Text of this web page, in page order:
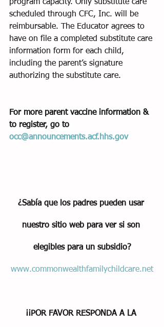
program capacity. Only substitute care
scheduled through CFC, Inc. will be
reimbursable. The Educator agrees to
have on file a completed substitute care
information form for each child,
including the parent’s signature
authorizing the substitute care.
For more parent vaccine information &
to register, go to
occ@announcements.acf.hhs.gov
¿Sabía que los padres pueden usar
nuestro sitio web para ver si son
elegibles para un subsidio?
www.commonwealthfamilychildcare.net
¡¡POR FAVOR RESPONDA A LA